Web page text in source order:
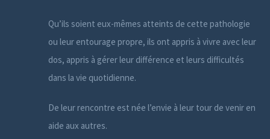
Qu’ils soient eux-mêmes atteints de cette pathologie
ou leur entourage propre, ils ont appris à vivre avec leur
dos, appris à gérer leur différence et leurs difficultés
dans la vie quotidienne.
De leur rencontre est née l’envie à leur tour de venir en
aide aux autres.